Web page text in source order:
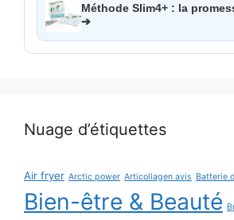
Méthode Slim4+ : la
➔
Nuage d’étiquettes
Air fryer Arctic power Articollagen avis Batterie
Bien-être & Beauté